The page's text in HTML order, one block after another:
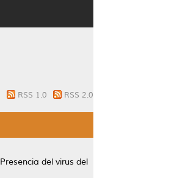
RSS 1.0 RSS 2.0
Presencia del virus del